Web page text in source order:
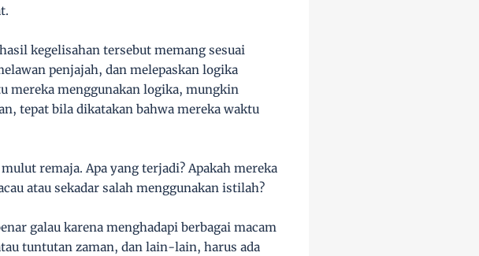
kegelisahan tersebut memang sesuai
penjajah, dan melepaskan logika
mereka menggunakan logika, mungkin
tepat bila dikatakan bahwa mereka waktu
remaja. Apa yang terjadi? Apakah mereka
atau sekadar salah menggunakan istilah?
galau karena menghadapi berbagai macam
tuntutan zaman, dan lain-lain, harus ada